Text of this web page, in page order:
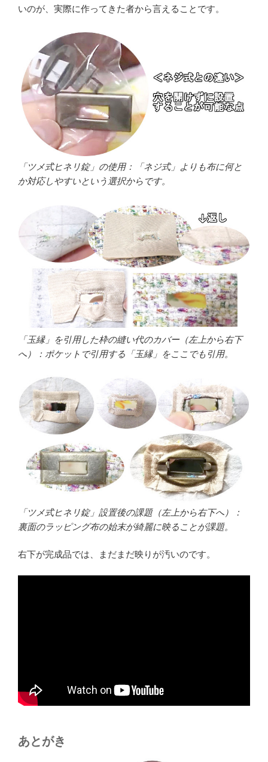
いのが、実際に作ってきた者から言えることです。
「ツメ式ヒネリ錠」の使用：「ネジ式」よりも布に何と
か対応しやすいという選択からです。
「玉縁」を引用した枠の縫い代のカバー（左上から右下
へ）：ポケットで引用する「玉縁」をここでも引用。
「ツメ式ヒネリ錠」設置後の課題（左上から右下へ）：
裏面のラッピング布の始末が綺麗に映ることが課題。
右下が完成品では、まだまだ映りが汚いのです。
あとがき